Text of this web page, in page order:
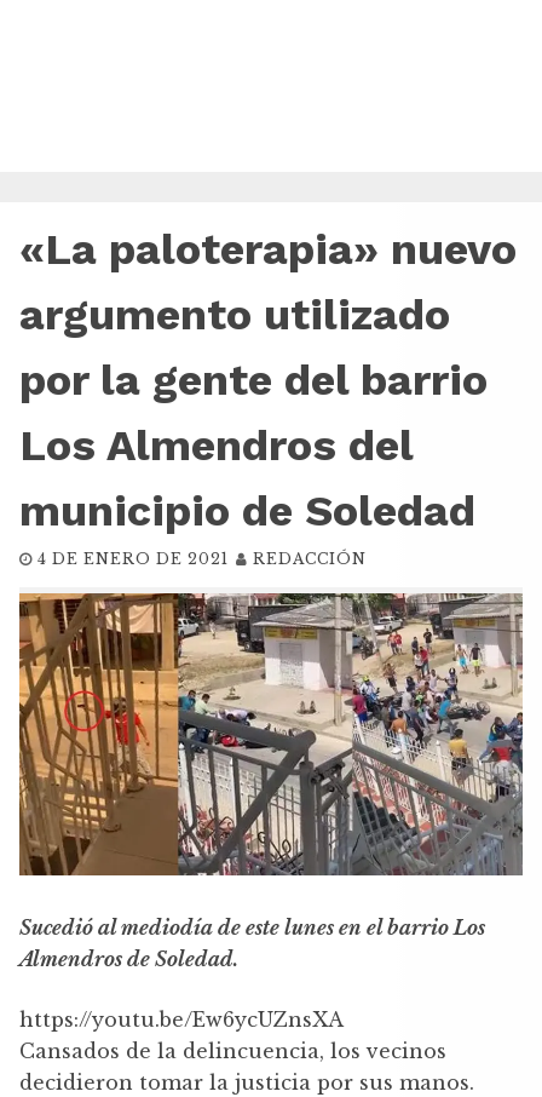
«La paloterapia» nuevo
argumento utilizado
por la gente del barrio
Los Almendros del
municipio de Soledad
4 DE ENERO DE 2021 REDACCIÓN
Sucedió al mediodía de este lunes en el barrio Los
Almendros de Soledad.
https://youtu.be/Ew6ycUZnsXA
Cansados de la delincuencia, los vecinos
decidieron tomar la justicia por sus manos.